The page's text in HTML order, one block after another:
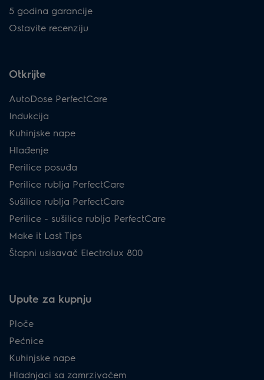
5 godina garancije
Ostavite recenziju
Otkrijte
AutoDose PerfectCare
Indukcija
Kuhinjske nape
Hlađenje
Perilice posuđa
Perilice rublja PerfectCare
Sušilice rublja PerfectCare
Perilice - sušilice rublja PerfectCare
Make it Last Tips
Štapni usisavač Electrolux 800
Upute za kupnju
Ploče
Pećnice
Kuhinjske nape
Hladnjaci sa zamrzivačem